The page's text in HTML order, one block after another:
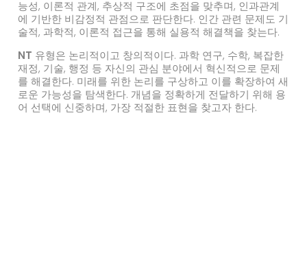
능성, 이론적 관계, 추상적 구조에 초점을 맞추며, 인과관계
에 기반한 비감정적 관점으로 판단한다. 인간 관련 문제도 기
술적, 과학적, 이론적 접근을 통해 실용적 해결책을 찾는다.
NT 유형은 논리적이고 창의적이다. 과학 연구, 수학, 복잡한
재정, 기술, 행정 등 자신의 관심 분야에서 혁신적으로 문제
를 해결한다. 미래를 위한 논리를 구상하고 이를 확장하여 새
로운 가능성을 탐색한다. 개념을 정확하게 전달하기 위해 용
어 선택에 신중하며, 가장 적절한 표현을 찾고자 한다.